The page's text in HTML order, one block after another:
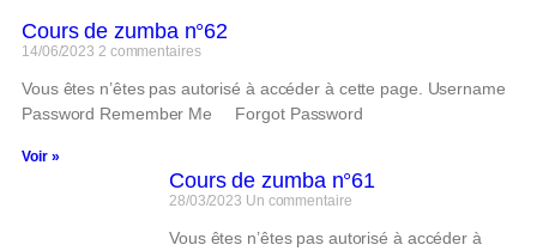
Cours de zumba n°62
14/06/2023 2 commentaires
Vous êtes n’êtes pas autorisé à accéder à cette page. Username
Password Remember Me Forgot Password
Voir »
Cours de zumba n°61
28/03/2023 Un commentaire
Vous êtes n’êtes pas autorisé à accéder à